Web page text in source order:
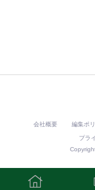
会社概要 編集ポ
プラ